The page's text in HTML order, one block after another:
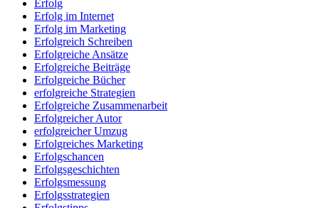
Erfolg
Erfolg im Internet
Erfolg im Marketing
Erfolgreich Schreiben
Erfolgreiche Ansätze
Erfolgreiche Beiträge
Erfolgreiche Bücher
erfolgreiche Strategien
Erfolgreiche Zusammenarbeit
Erfolgreicher Autor
erfolgreicher Umzug
Erfolgreiches Marketing
Erfolgschancen
Erfolgsgeschichten
Erfolgsmessung
Erfolgsstrategien